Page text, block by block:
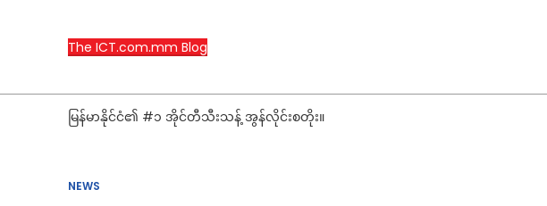
The ICT.com.mm Blog
မြန်မာနိုင်ငံ၏ #၁ အိုင်တီသီးသန့် အွန်လိုင်းစတိုး။
NEWS